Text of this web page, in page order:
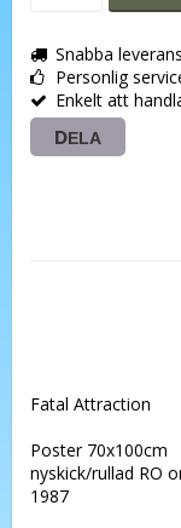
Snabba
Personlig
Enkelt att
DELA
Fatal Attraction
Poster 70x100cm
nyskick/rullad RO
1987